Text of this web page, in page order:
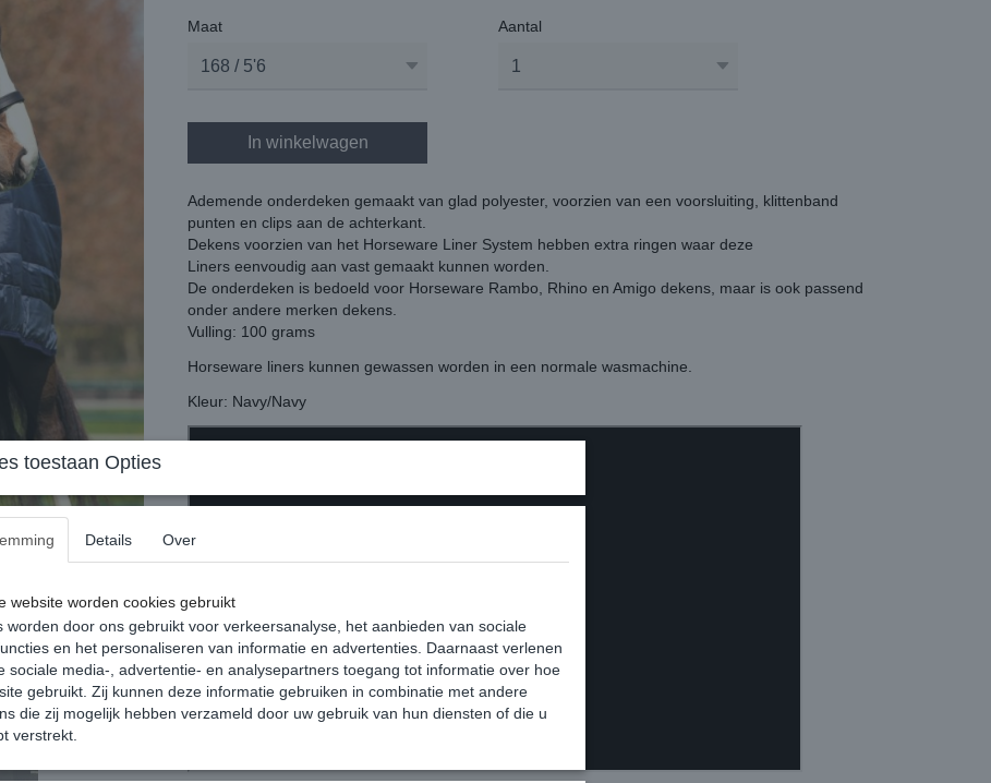
Maat Aantal
In winkelwagen
Ademende onderdeken gemaakt van glad polyester, voorzien van een voorsluiting, klittenband
punten en clips aan de achterkant.
Dekens voorzien van het Horseware Liner System hebben extra ringen waar deze
Liners eenvoudig aan vast gemaakt kunnen worden.
De onderdeken is bedoeld voor Horseware Rambo, Rhino en Amigo dekens, maar is ook passend
onder andere merken dekens.
Vulling: 100 grams
Horseware liners kunnen gewassen worden in een normale wasmachine.
Kleur: Navy/Navy
toestaan Opties
Details Over
website worden cookies gebruikt
worden door ons gebruikt voor verkeersanalyse, het aanbieden van sociale
en het personaliseren van informatie en advertenties. Daarnaast verlenen
sociale media-, advertentie- en analysepartners toegang tot informatie over hoe
gebruikt. Zij kunnen deze informatie gebruiken in combinatie met andere
die zij mogelijk hebben verzameld door uw gebruik van hun diensten of die u
verstrekt.